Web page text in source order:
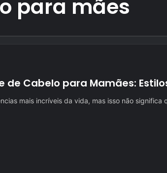
para mães
de Cabelo para Mamães:
mais incríveis da vida, mas isso não